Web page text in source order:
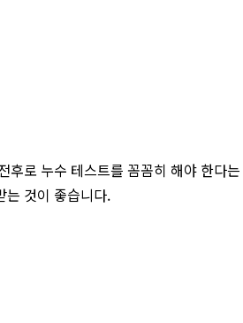
로 누수 테스트를 꼼꼼히 해야 한다
는 것이 좋습니다.